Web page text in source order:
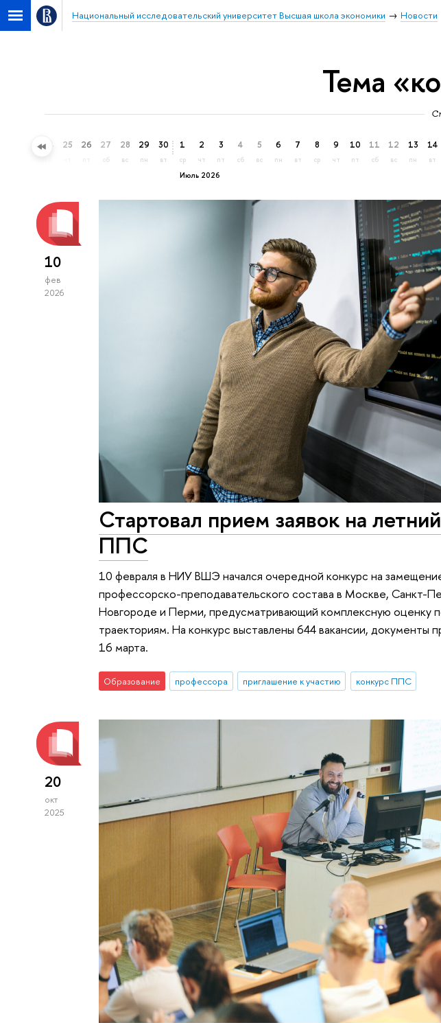
Национальный исследовательский университет Высшая школа экономики Новости
Тема
24 25 26 27
сб
28
вс
29
пн
30
вт
Июль 2026
1
ср
2
чт
3
пт
4
сб
5
вс
6
пн
7
вт
8
ср
9
чт
10
пт
11
сб
12
вс
13
пн
14
вт
10
фев
2026
Стартовал прием заявок на
ППС
10 февраля в НИУ ВШЭ начался очередной конкурс на
профессорско-преподавательского состава в Москве, Санкт-
Новгороде и Перми, предусматривающий комплексную оценку
траекториям. На конкурс выставлены 644 вакансии, документы
16 марта.
Образование профессора приглашение к участию конкурс ППС
20
окт
2025